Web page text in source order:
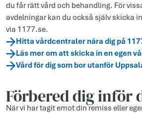
du får rätt vård och behandling. För
avdelningar kan du också själv skicka
via 1177.se.
Hitta vårdcentraler nära dig på
Läs mer om att skicka in en egen
Vård för dig som bor utanför
Förbered dig inför
När vi har tagit emot din remiss eller